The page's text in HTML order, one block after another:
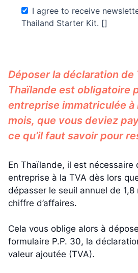
I agree to receive
Thailand Starter Kit. []
Déposer la déclaration de
Thaïlande est obligatoire
entreprise immatriculée à
mois, que vous deviez
ce qu’il faut savoir pour
En Thaïlande, il est nécessaire
entreprise à la TVA dès lors
dépasser le seuil annuel de
chiffre d’affaires.
Cela vous oblige alors à
formulaire P.P. 30, la
valeur ajoutée (TVA).